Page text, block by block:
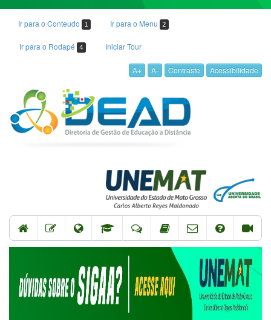
Ir para o Conteudo 1 Ir para o Menu 2
Ir para o Rodapé 4 Iniciar Tour
A+ A- Contraste Acessibilidade